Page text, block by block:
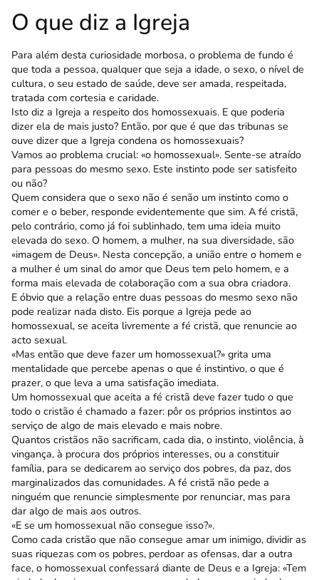
O que diz a Igreja
Para além desta curiosidade morbosa, o pro­blema de fundo é
que toda a pessoa, qualquer que seja a idade, o sexo, o nível de
cultura, o seu estado de saúde, deve ser amada, respeitada,
tratada com cortesia e caridade.
Isto diz a Igreja a respeito dos homossexuais. E que poderia
dizer ela de mais justo? Então, por que é que das tribunas se
ouve dizer que a Igreja condena os homossexuais?
Vamos ao problema crucial: «o homossexual». Sente-se atraído
para pessoas do mesmo sexo. Este instinto pode ser satisfeito
ou não?
Quem considera que o sexo não é senão um instinto como o
comer e o beber, responde eviden­temente que sim. A fé cristã,
pelo contrário, como já foi sublinhado, tem uma ideia muito
elevada do sexo. O homem, a mulher, na sua diversidade, são
«imagem de Deus». Nesta concepção, a união entre o homem e
a mulher é um sinal do amor que Deus tem pelo homem, e a
forma mais elevada de colaboração com a sua obra criadora.
E óbvio que a relação entre duas pessoas do mesmo sexo não
pode realizar nada disto. Eis porque a Igreja pede ao
homossexual, se aceita livremente a fé cristã, que renuncie ao
acto sexual.
«Mas então que deve fazer um homossexual?» grita uma
mentalidade que percebe apenas o que é instintivo, o que é
prazer, o que leva a uma satisfação imediata.
Um homossexual que aceita a fé cristã deve fazer tudo o que
todo o cristão é chamado a fazer: pôr os próprios instintos ao
serviço de algo de mais elevado e mais nobre.
Quantos cristãos não sacrificam, cada dia, o instinto, violência, à
vingança, à procura dos próprios interesses, ou a constituir
família, para se dedicarem ao serviço dos pobres, da paz, dos
marginalizados das comunidades. A fé cristã não pede a
ninguém que renuncie simplesmente por renunciar, mas para
dar algo de mais aos outros.
«E se um homossexual não consegue isso?».
Como cada cristão que não consegue amar um inimigo, dividir as
suas riquezas com os pobres, perdoar as ofensas, dar a outra
face, o homossexual confessará diante de Deus e a Igreja: «Tem